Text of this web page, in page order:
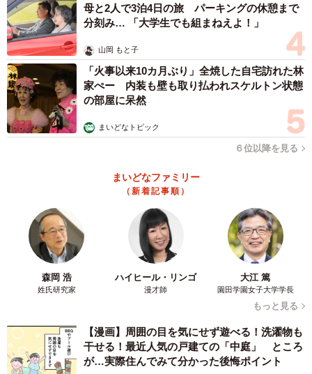
母と2人で3泊4日の旅 パーキングの休憩まで
分刻み… 「大学生でも組まねえよ！」
山岡 もと子
「火事以来10カ月ぶり」全焼した自宅訪れた林
家ぺー 内装も壁も取り払われスケルトン状態
の部屋に呆然
まいどなトピック
６位以降を見る
まいどなファミリー
（新着記事順）
森岡 浩
姓氏研究家
ハイヒール・リンゴ
漫才師
大江 篤
園田学園女子大学学長
もっと見る
【漫画】周囲の目を気にせず遊べる！洗濯物も
干せる！最近人気の戸建ての「中庭」 ところ
が…実際住んでみて分かった後悔ポイント